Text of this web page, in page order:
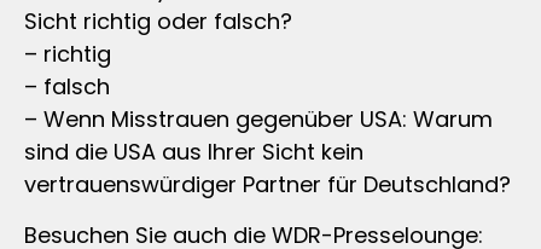
Sicht richtig oder falsch?
– richtig
– falsch
– Wenn Misstrauen gegenüber USA: Warum
sind die USA aus Ihrer Sicht kein
vertrauenswürdiger Partner für Deutschland?
Besuchen Sie auch die WDR-Presselounge: